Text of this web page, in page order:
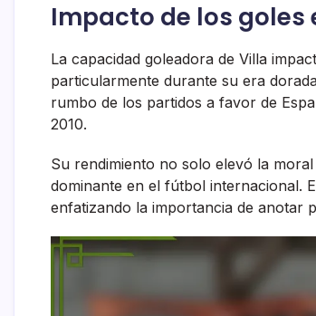
Impacto de los goles
La capacidad goleadora de Villa
particularmente durante su era
rumbo de los partidos a favor de
2010.
Su rendimiento no solo elevó la
dominante en el fútbol internacional.
enfatizando la importancia de anotar